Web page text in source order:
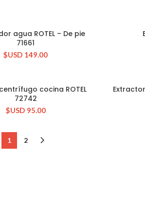
STOCK
agua ROTEL – De pie
71661
$USD 149.00
STOCK
cocina ROTEL
72742
$USD 95.00
1 2